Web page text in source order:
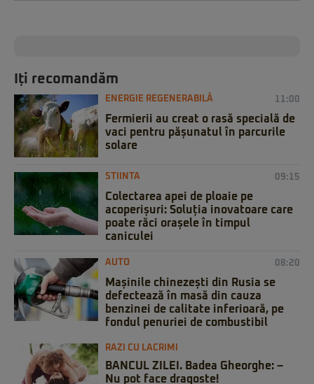
Iți recomandăm
ENERGIE REGENERABILĂ 11:00
Fermierii au creat o rasă specială de
vaci pentru pășunatul în parcurile
solare
STIINTA 09:15
Colectarea apei de ploaie pe
acoperișuri: Soluția inovatoare care
poate răci orașele în timpul
caniculei
AUTO 08:20
Mașinile chinezești din Rusia se
defectează în masă din cauza
benzinei de calitate inferioară, pe
fondul penuriei de combustibil
RAZI CU LACRIMI
BANCUL ZILEI. Badea Gheorghe: –
Nu pot face dragoste!